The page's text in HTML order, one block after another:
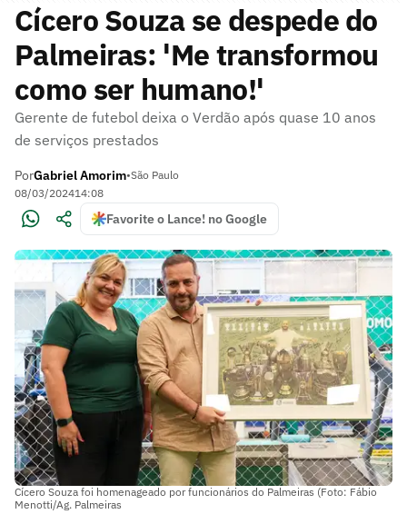
Cícero Souza se despede do
Palmeiras: 'Me transformou
como ser humano!'
Gerente de futebol deixa o Verdão após quase 10 anos
de serviços prestados
PorGabriel Amorim•São Paulo
08/03/202414:08
Favorite o Lance! no Google
Cícero Souza foi homenageado por funcionários do Palmeiras (Foto: Fábio
Menotti/Ag. Palmeiras